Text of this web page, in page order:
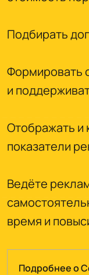
Подбирать
Формировать
и
Отображать и
показатели
Ведёте
время и
Подробнее о